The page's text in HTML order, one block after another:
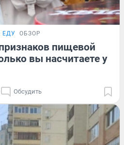
ЕДУ ОБЗОР
пищевой
вы насчитаете у
Обсудить